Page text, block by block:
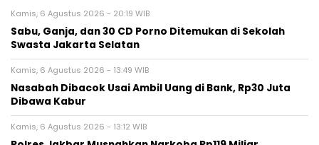
Kamis, 6 Agustus 2026 - 20:19 WIB
Sabu, Ganja, dan 30 CD Porno Ditemukan di Sekolah
Swasta Jakarta Selatan
Kamis, 6 Agustus 2026 - 13:49 WIB
Nasabah Dibacok Usai Ambil Uang di Bank, Rp30 Juta
Dibawa Kabur
Kamis, 6 Agustus 2026 - 13:12 WIB